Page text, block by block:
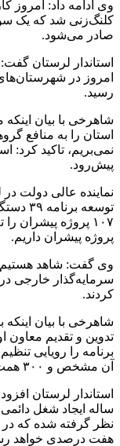
وی ادامه داد: امروز
کلنگ‌زنی شد که یک
صادر می‌شود.
امروز در شهرستان‌های
رسید.
شاهرخی با بیان
استان را به منافع
نمی‌بریم، تاکید کرد:
پیش‌رود.
نماینده عالی دولت در
پروژه پیشران داریم.
وی گفت: شاهد
سرمایه‌گذار خارجی
کردند.
شاهرخی با بیان اینکه
تدوین و تقدیم
برنامه را رویایی
آن مشخص و ۳۰۰ همت اعتبار برای آن پیش‌بینی شده است.
استاندار لرستان
هفت درصدی خواهد